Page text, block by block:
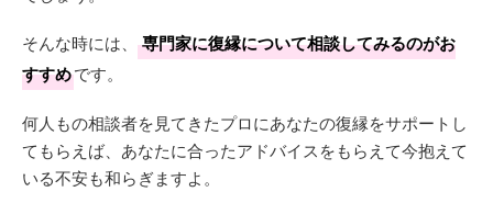
そんな時には、
専門家に復縁について相談してみるのがお
すすめです。
何人もの相談者を見てきたプロにあなたの復縁をサポートし
てもらえば、あなたに合ったアドバイスをもらえて今抱えて
いる不安も和らぎますよ。